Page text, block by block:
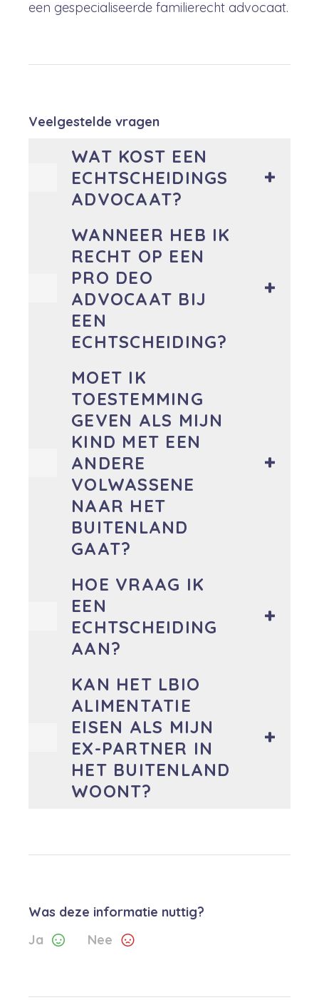
een gespecialiseerde familierecht advocaat.
Veelgestelde vragen
WAT KOST EEN
ECHTSCHEIDINGS
ADVOCAAT?
WANNEER HEB IK
RECHT OP EEN
PRO DEO
ADVOCAAT BIJ
EEN
ECHTSCHEIDING?
MOET IK
TOESTEMMING
GEVEN ALS MIJN
KIND MET EEN
ANDERE
VOLWASSENE
NAAR HET
BUITENLAND
GAAT?
HOE VRAAG IK
EEN
ECHTSCHEIDING
AAN?
KAN HET LBIO
ALIMENTATIE
EISEN ALS MIJN
EX-PARTNER IN
HET BUITENLAND
WOONT?
Was deze informatie nuttig?
Ja
Nee